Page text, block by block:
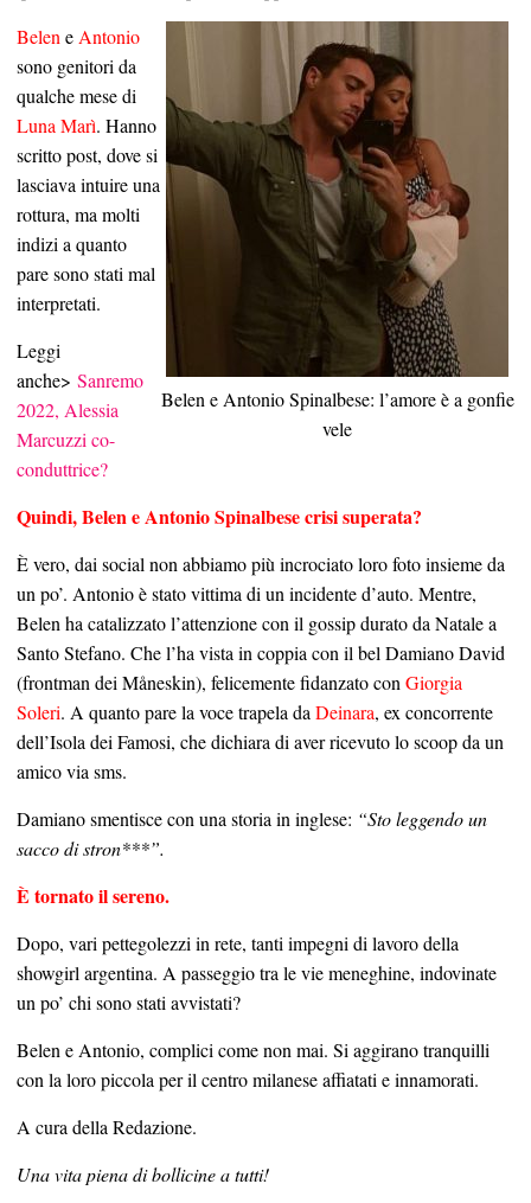
Belen e Antonio Spinalbese: l’amore è a gonfie
vele
BeleneAntonio
sono genitori da
qualche mese di
Luna Marì. Hanno
scritto post, dove si
lasciava intuire una
rottura, ma molti
indizi a quanto
pare sono stati mal
interpretati.
Leggi
anche> Sanremo
2022, Alessia
Marcuzzi co-
conduttrice?
Quindi, Belen e Antonio Spinalbese crisi superata?
È vero, dai social non abbiamo più incrociato loro foto insieme da
un po’. Antonio è stato vittima di un incidente d’auto. Mentre,
Belen ha catalizzato l’attenzione con il gossip durato da Natale a
Santo Stefano. Che l’ha vista in coppia con il bel Damiano David
(frontman dei Måneskin), felicemente fidanzato conGiorgia
Soleri. A quanto pare la voce trapela daDeinara, ex concorrente
dell’Isola dei Famosi, che dichiara di aver ricevuto lo scoop da un
amico via sms.
Damiano smentisce con una storia in inglese: “Sto leggendo un
sacco di stron***”.
È tornato il sereno.
Dopo, vari pettegolezzi in rete, tanti impegni di lavoro della
showgirl argentina. A passeggio tra le vie meneghine, indovinate
un po’ chi sono stati avvistati?
Belen e Antonio, complici come non mai. Si aggirano tranquilli
con la loro piccola per il centro milanese affiatati e innamorati.
A cura della Redazione.
Una vita piena di bollicine a tutti!